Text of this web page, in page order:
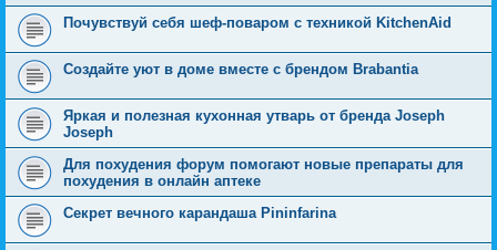
Почувствуй себя шеф-поваром с техникой KitchenAid
Создайте уют в доме вместе с брендом Brabantia
Яркая и полезная кухонная утварь от бренда Joseph
Joseph
Для похудения форум помогают новые препараты для
похудения в онлайн аптеке
Секрет вечного карандаша Pininfarina